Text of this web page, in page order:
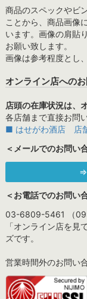
商品のスペックやビ
ことから、商品画像
います。画像の肩貼
お願い致します。
画像は参考程度とし
オンライン店への
店頭の在庫状況は、
各店舗まで直接お問
■ はせがわ酒店 店
＜メールでのお問い
⇒
＜お電話でのお問い
03-6809-5461 （
「オンライン店を見
ズです。
営業時間外のお問い